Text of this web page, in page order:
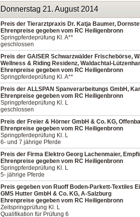
Donnerstag 21. August 2014
Preis der Tierarztpraxis Dr. Katja Baumer,
Ehrenpreise gegeben vom RC Heiligenbronn
Springpferdeprüfung Kl. A**
geschlossen
Preis der GAISER Schwarzwälder Frischebörse,
Wellness & Riding Residenz, Waldachtal-
Ehrenpreise gegeben vom RC Heiligenbronn
Springpferdeprüfung Kl. A**
Preis der ALLSPAN Spanverarbeitungs GmbH,
Ehrenpreise gegeben vom RC Heiligenbronn
Springpferdeprüfung Kl. L
geschlossen
Preis der Freier & Hörner GmbH & Co. KG,
Ehrenpreise gegeben vom RC Heiligenbronn
Springpferdeprüfung Kl. L
6- und 7 jährige Pferde
Preis der Firma Elektro Georg Lachenmaier,
Ehrenpreise gegeben vom RC Heiligenbronn
Springpferdeprüfung Kl. L
5- jährige Pferde
Preis gegeben von Ruoff Boden-Parkett-Textiles
GMS Hutter GmbH & Co. KG, A-Salzburg
Ehrenpreise gegeben vom RC Heiligenbronn
Zeitspringprüfung Kl. L
Qualifikation für Prüfung 6